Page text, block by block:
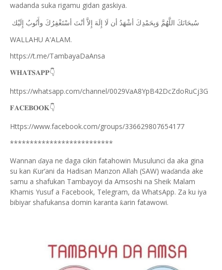
wadanda suka rigamu gidan gaskiya.
ﺳُﺒﺤَﺎﻧَﻚَ ﺍﻟﻠَّﻬُﻢَّ ﻭَﺑِﺤَﻤْﺪِﻙَ ﺃﺷْﻬَﺪُ ﺃﻥ ﻟَﺎ ﺇِﻟَﻪَ ﺇِﻻَّ ﺃﻧْﺖَ ﺃﺳْﺘَﻐْﻔِﺮُﻙَ ﻭﺃَﺗُﻮﺏُ ﺇِﻟَﻴْﻚ
WALLAHU A'ALAM.
https://t.me/TambayaDaAnsa
𝐖𝐇𝐀𝐓𝐒𝐀𝐏𝐏👇
https://whatsapp.com/channel/0029VaA8YpB42DcZdoRuCj3G
𝐅𝐀𝐂𝐄𝐁𝐎𝐎𝐊👇
Https://www.facebook.com/groups/336629807654177
**************************
Wannan ɗaya ne daga cikin fatahowin Musulunci da aka gina
su kan Ƙur’ani da Hadisan Manzon Allah (SAW) waɗanda ake
samu a shafukan Tambayoyi da Amsoshi na Sheik Malam
Khamis Yusuf a Facebook, Telegram, da WhatsApp. Za ku iya
bibiyar shafukansa domin karanta ƙarin fatawowi.